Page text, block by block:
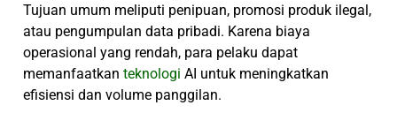
Tujuan umum meliputi penipuan, promosi produk ilegal,
atau pengumpulan data pribadi. Karena biaya
operasional yang rendah, para pelaku dapat
memanfaatkanteknologi AI untuk meningkatkan
efisiensi dan volume panggilan.